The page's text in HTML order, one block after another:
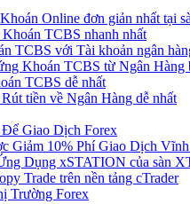
Online đơn giản nhất tại
TCBS nhanh nhất
TCBS với Tài khoản ngân
Khoán TCBS từ Ngân Hàng
TCBS dễ nhất
tiền về Ngân Hàng dễ nhất
Giao Dịch Forex
Giảm 10% Phí Giao Dịch
Dụng xSTATION của sàn
Trade trên nền tảng cTrader
Trường Forex